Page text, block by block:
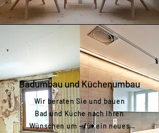
Wir beraten Sie und bauen
Bad und Küche nach Ihren
Wünschen um – für ein neues
Badumbau und Küchenumbau